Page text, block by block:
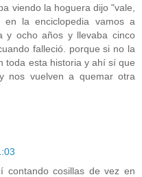
viendo la hoguera dijo "vale,
la enciclopedia vamos a
y ocho años y llevaba cinco
falleció. porque si no la
toda esta historia y ahí sí que
nos vuelven a quemar otra
contando cosillas de vez en